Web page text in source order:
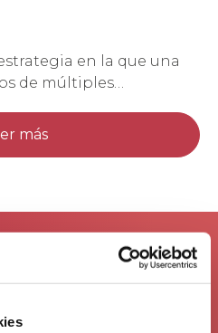
en la que una
de múltiples
lugar de depender de
permite a las
más